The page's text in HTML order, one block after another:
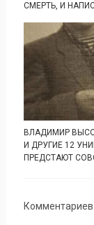
СМЕРТЬ, И
ВЛАДИМИР
И ДРУГИЕ 12
ПРЕДСТАЮТ
Комментариев